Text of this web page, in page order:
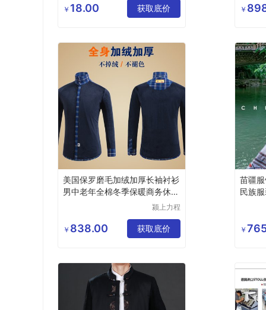
纪念投资收藏礼品
有限公司
￥ 18.00 获取底价 ￥
美国保罗磨毛加绒加厚长袖衬衫
男中老年全棉冬季保暖商务休闲
颍上力程
有限公司
￥ 838.00 获取底价
苗疆
民族
￥